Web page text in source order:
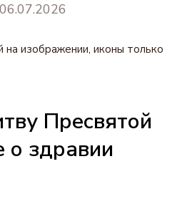
на изображении, иконы только
Пресвятой
о здравии